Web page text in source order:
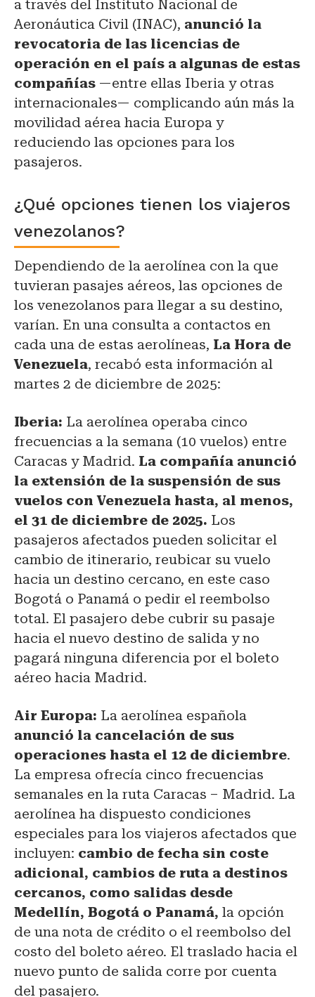
a través del Instituto Nacional de
Aeronáutica Civil (INAC), anunció la
revocatoria de las licencias de
operación en el país a algunas de estas
compañías —entre ellas Iberia y otras
internacionales— complicando aún más la
movilidad aérea hacia Europa y
reduciendo las opciones para los
pasajeros.
¿Qué opciones tienen los viajeros
venezolanos?
Dependiendo de la aerolínea con la que
tuvieran pasajes aéreos, las opciones de
los venezolanos para llegar a su destino,
varían. En una consulta a contactos en
cada una de estas aerolíneas, La Hora de
Venezuela, recabó esta información al
martes 2 de diciembre de 2025:
Iberia: La aerolínea operaba cinco
frecuencias a la semana (10 vuelos) entre
Caracas y Madrid. La compañía anunció
la extensión de la suspensión de sus
vuelos con Venezuela hasta, al menos,
el 31 de diciembre de 2025. Los
pasajeros afectados pueden solicitar el
cambio de itinerario, reubicar su vuelo
hacia un destino cercano, en este caso
Bogotá o Panamá o pedir el reembolso
total. El pasajero debe cubrir su pasaje
hacia el nuevo destino de salida y no
pagará ninguna diferencia por el boleto
aéreo hacia Madrid.
Air Europa: La aerolínea española
anunció la cancelación de sus
operaciones hasta el 12 de diciembre.
La empresa ofrecía cinco frecuencias
semanales en la ruta Caracas – Madrid. La
aerolínea ha dispuesto condiciones
especiales para los viajeros afectados que
incluyen: cambio de fecha sin coste
adicional, cambios de ruta a destinos
cercanos, como salidas desde
Medellín, Bogotá o Panamá, la opción
de una nota de crédito o el reembolso del
costo del boleto aéreo. El traslado hacia el
nuevo punto de salida corre por cuenta
del pasajero.